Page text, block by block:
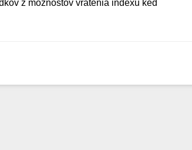
z moznostov vratenia indexu ked